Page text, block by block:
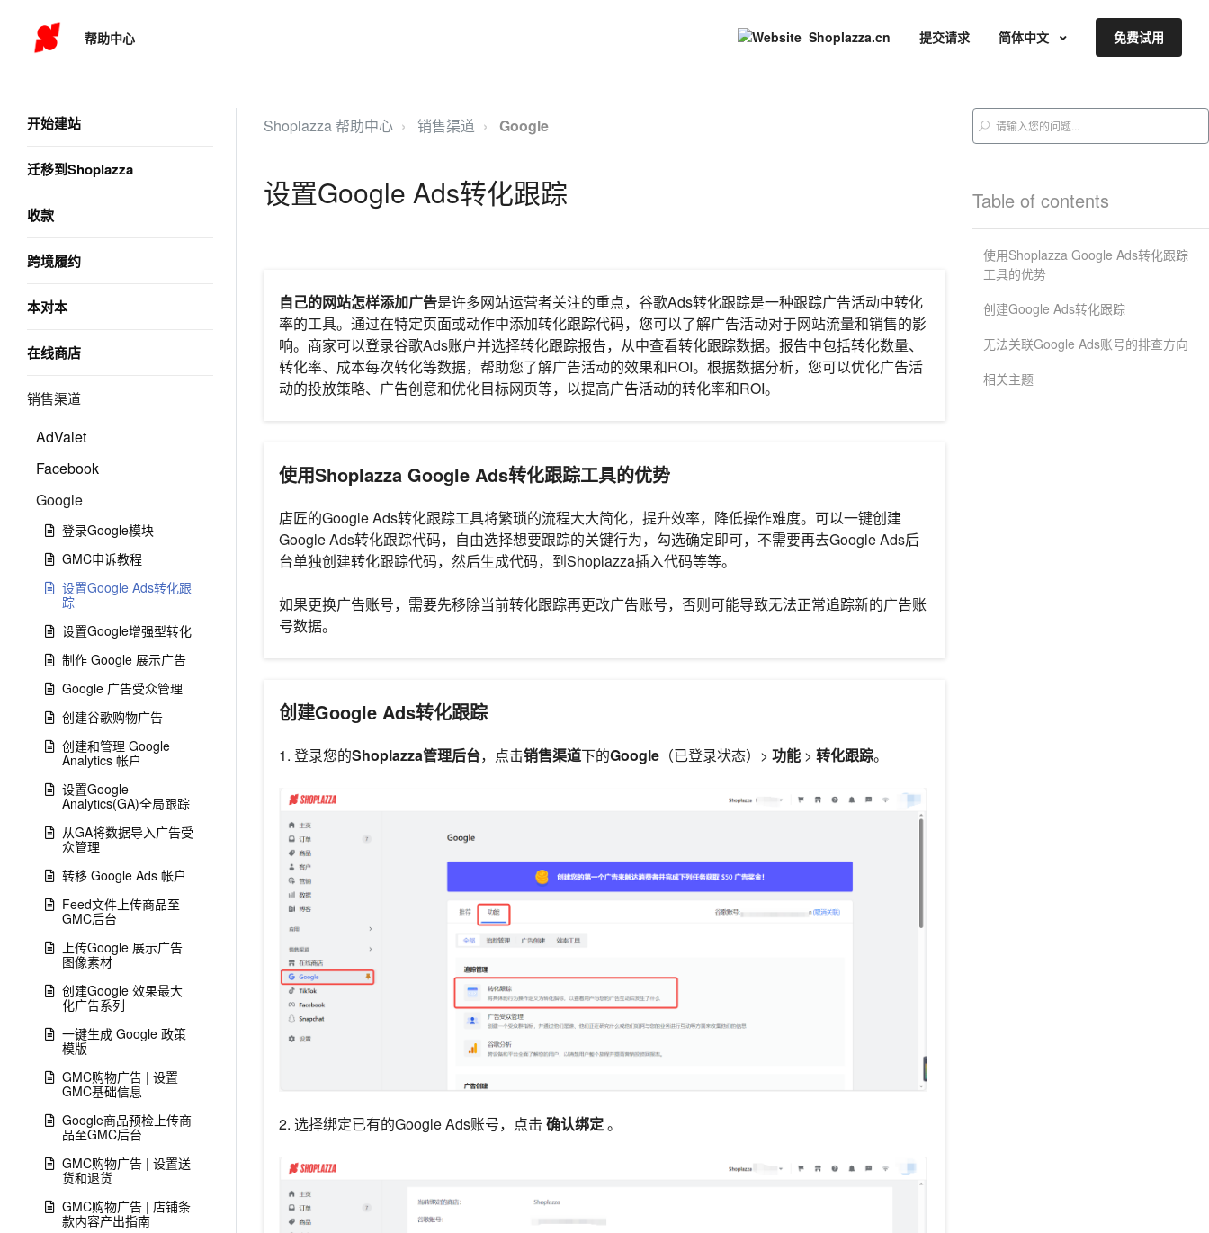
帮助中心 Shoplazza.cn 提交请求 简体中文 免费试用
开始建站
迁移到Shoplazza
收款
跨境履约
本对本
在线商店
销售渠道
AdValet
Facebook
Google
登录Google模块
GMC申诉教程
设置Google Ads转化跟
踪
设置Google增强型转化
制作 Google 展示广告
Google 广告受众管理
创建谷歌购物广告
创建和管理 Google
Analytics 帐户
设置Google
Analytics(GA)全局跟踪
从GA将数据导入广告受
众管理
转移 Google Ads 帐户
Feed文件上传商品至
GMC后台
上传Google 展示广告
图像素材
创建Google 效果最大
化广告系列
一键生成 Google 政策
模版
GMC购物广告 | 设置
GMC基础信息
Google商品预检上传商
品至GMC后台
GMC购物广告 | 设置送
货和退货
GMC购物广告 | 店铺条
款内容产出指南
Shoplazza 帮助中心 销售渠道 Google
设置Google Ads转化跟踪
自己的网站怎样添加广告是许多网站运营者关注的重点，谷歌Ads转化跟踪是一种跟踪广告活动中转化
率的工具。通过在特定页面或动作中添加转化跟踪代码，您可以了解广告活动对于网站流量和销售的影
响。商家可以登录谷歌Ads账户并选择转化跟踪报告，从中查看转化跟踪数据。报告中包括转化数量、
转化率、成本每次转化等数据，帮助您了解广告活动的效果和ROI。根据数据分析，您可以优化广告活
动的投放策略、广告创意和优化目标网页等，以提高广告活动的转化率和ROI。
使用Shoplazza Google Ads转化跟踪工具的优势
店匠的Google Ads转化跟踪工具将繁琐的流程大大简化，提升效率，降低操作难度。可以一键创建
Google Ads转化跟踪代码，自由选择想要跟踪的关键行为，勾选确定即可，不需要再去Google Ads后
台单独创建转化跟踪代码，然后生成代码，到Shoplazza插入代码等等。
如果更换广告账号，需要先移除当前转化跟踪再更改广告账号，否则可能导致无法正常追踪新的广告账
号数据。
创建Google Ads转化跟踪
1. 登录您的Shoplazza管理后台，点击销售渠道下的Google（已登录状态）> 功能> 转化跟踪。
2. 选择绑定已有的Google Ads账号，点击 确认绑定。
Table of contents
使用Shoplazza Google Ads转化跟踪
工具的优势
创建Google Ads转化跟踪
无法关联Google Ads账号的排查方向
相关主题